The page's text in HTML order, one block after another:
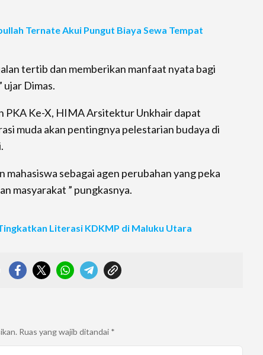
Ternate Akui Pungut Biaya Sewa Tempat
tertib dan memberikan manfaat nyata bagi
ujar Dimas.
PKA Ke-X, HIMA Arsitektur Unkhair dapat
muda akan pentingnya pelestarian budaya di
mahasiswa sebagai agen perubahan yang peka
masyarakat ” pungkasnya.
Literasi KDKMP di Maluku Utara
Ruas yang wajib ditandai *